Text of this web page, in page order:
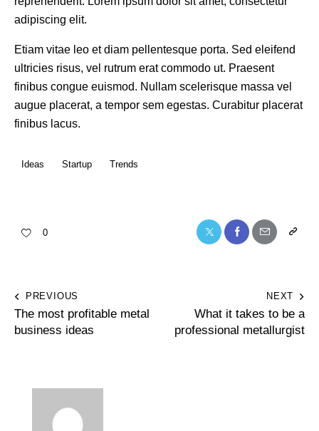
adipiscing elit.
Etiam vitae leo et diam pellentesque porta. Sed eleifend
ultricies risus, vel rutrum erat commodo ut. Praesent
finibus congue euismod. Nullam scelerisque massa vel
augue placerat, a tempor sem egestas. Curabitur placerat
finibus lacus.
Ideas Startup Trends
0
PREVIOUS
The most profitable metal
business ideas
NEXT
What it takes to be a
professional metallurgist